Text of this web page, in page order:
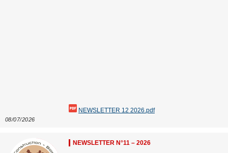
NEWSLETTER 12 2026.pdf
08/07/2026
NEWSLETTER N°11 – 2026